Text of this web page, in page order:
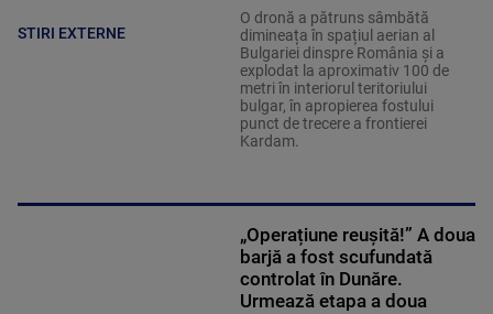
STIRI EXTERNE
O dronă a pătruns sâmbătă
dimineața în spațiul aerian al
Bulgariei dinspre România și a
explodat la aproximativ 100 de
metri în interiorul teritoriului
bulgar, în apropierea fostului
punct de trecere a frontierei
Kardam.
„Operațiune reușită!” A doua
barjă a fost scufundată
controlat în Dunăre.
Urmează etapa a doua